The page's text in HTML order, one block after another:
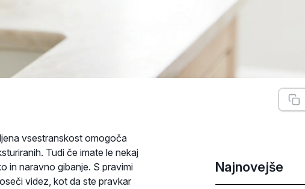
vsestranskost omogoča
Tudi če imate le nekaj
in naravno gibanje. S pravimi
videz, kot da ste pravkar
Najnovejše